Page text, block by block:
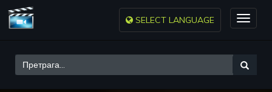
Toggle
SELECT LANGUAGE